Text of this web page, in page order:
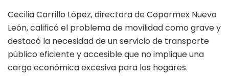
Cecilia Carrillo López, directora de Coparmex Nuevo
León, calificó el problema de movilidad como grave y
destacó la necesidad de un servicio de transporte
público eficiente y accesible que no implique una
carga económica excesiva para los hogares.